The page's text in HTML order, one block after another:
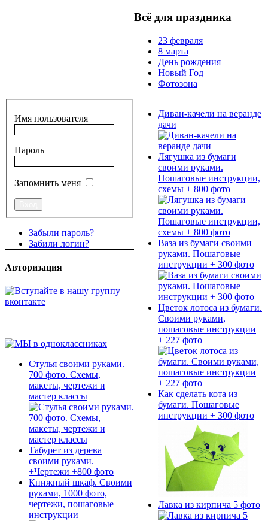
Всё для праздника
23 февраля
8 марта
День рождения
Новый Год
Фотозона
Имя пользователя
Пароль
Запомнить меня
Забыли пароль?
Забили логин?
Авторизация
Стулья своими руками.
700 фото. Схемы,
макеты, чертежи и
мастер классы
Табурет из дерева
своими руками.
+Чертежи +800 фото
Книжный шкаф. Своими
руками, 1000 фото,
чертежи, пошаговые
инструкции
Диван-качели на веранде
дачи
Лягушка из бумаги
своими руками.
Пошаговые инструкции,
схемы + 800 фото
Ваза из бумаги своими
руками. Пошаговые
инструкции + 300 фото
Цветок лотоса из бумаги.
Своими руками,
пошаговые инструкции
+ 227 фото
Как сделать кота из
бумаги. Пошаговые
инструкции + 300 фото
Лавка из кирпича 5 фото